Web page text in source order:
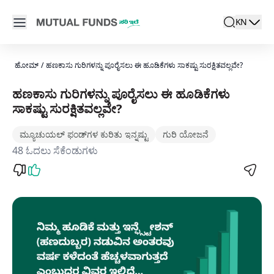
Open main menu
search
Locale
KN
active
ಹೋಮ್ / ಹಣಕಾಸು ಗುರಿಗಳನ್ನು ಪೂರೈಸಲು ಈ ಹೂಡಿಕೆಗಳು ಸಾಕಷ್ಟು ಸುರಕ್ಷಿತವಲ್ಲವೇ?
ಹಣಕಾಸು ಗುರಿಗಳನ್ನು ಪೂರೈಸಲು ಈ ಹೂಡಿಕೆಗಳು
ಸಾಕಷ್ಟು ಸುರಕ್ಷಿತವಲ್ಲವೇ?
ಮ್ಯೂಚುಯಲ್ ಫಂಡ್‌ಗಳ ಕುರಿತು ಇನ್ನಷ್ಟು ಗುರಿ ಯೋಜನೆ
48 ಓದಲು ಸೆಕೆಂಡುಗಳು